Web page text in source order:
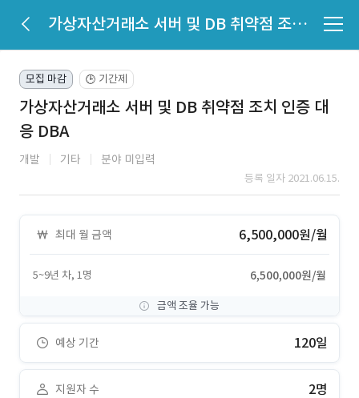
가상자산거래소 서버 및 DB 취약점 조치 인증 대응 DBA
모집 마감 🕒 기간제
가상자산거래소 서버 및 DB 취약점 조치 인증 대
응 DBA
개발 기타 분야 미입력
등록 일자 2021.06.15.
최대 월 금액 6,500,000원/월
5~9년 차, 1명 6,500,000원/월
금액 조율 가능
예상 기간 120일
지원자 수 2명